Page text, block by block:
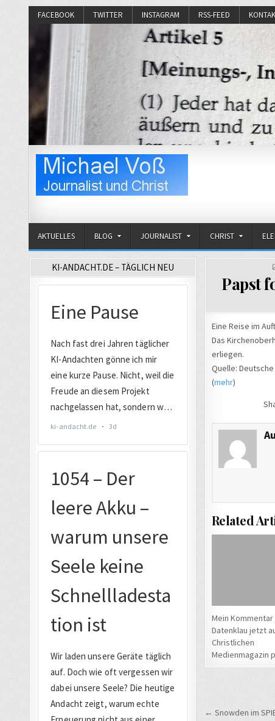
FACEBOOK TWITTER INSTAGRAM RSS-FEED
AKTUELLES BLOG JOURNALIST CHRIST
Papst
Eine Reise im
Das
erliegen.
Quelle:
(mehr)
Related
Mein Kommentar
Datenklau jetzt
Christlichen
Medienmagazin
← Snowden im
KI-ANDACHT.DE – TÄGLICH NEU